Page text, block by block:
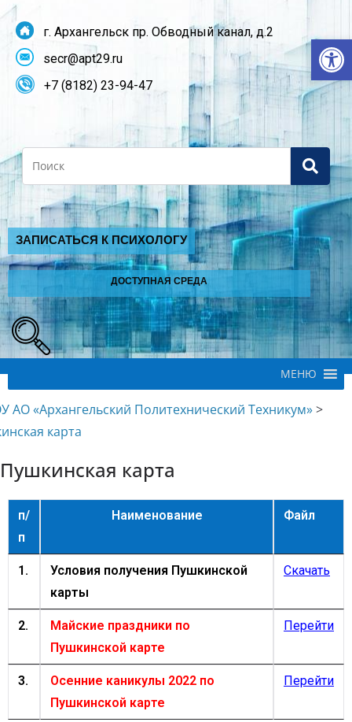
г. Архангельск пр. Обводный канал, д.2
secr@apt29.ru
+7 (8182) 23-94-47
Search
ЗАПИСАТЬСЯ К ПСИХОЛОГУ
ДОСТУПНАЯ СРЕДА
МЕНЮ
АО «Архангельский Политехнический Техникум»>
карта
Пушкинская карта
п/
п
Наименование Файл
1.
Условия получения Пушкинской
карты
Скачать
2.
Майские праздники по
Пушкинской карте
Перейти
3.
Осенние каникулы 2022 по
Пушкинской карте
Перейти